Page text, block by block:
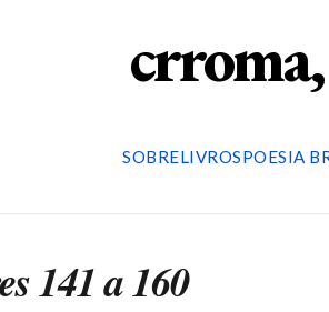
SOBRELIVROSPOESIA
141 a 160